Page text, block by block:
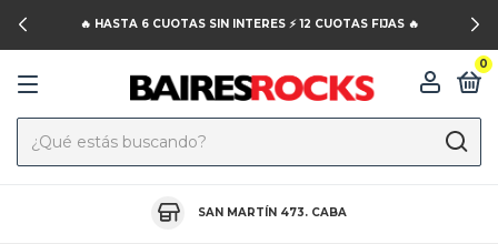
🔥 HASTA 6 CUOTAS SIN INTERES ⚡️ 12 CUOTAS FIJAS 🔥
0
SAN MARTÍN 473. CABA